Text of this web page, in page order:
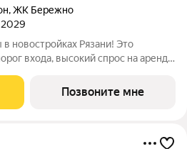
,ЖК Бережно
2029
новостройках Рязани! Это
входа, высокий спрос на аренду
и
Позвоните мне